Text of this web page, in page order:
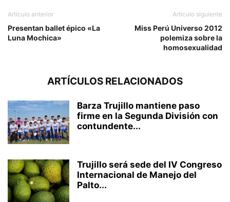
Artículo anterior
Presentan ballet épico «La
Luna Mochica»
Artículo siguiente
Miss Perú Universo 2012
polemiza sobre la
homosexualidad
ARTÍCULOS RELACIONADOS
Barza Trujillo mantiene paso
firme en la Segunda División con
contundente...
Trujillo será sede del IV Congreso
Internacional de Manejo del
Palto...